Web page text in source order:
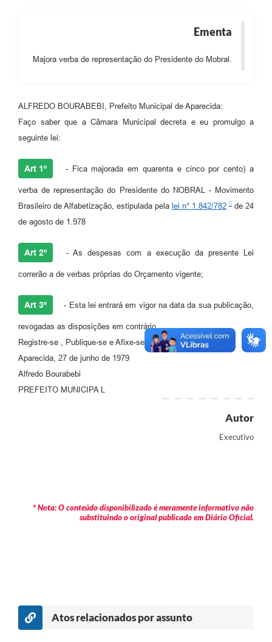
Audiências Públicas
Arquivos para Download
Galeria de Vídeos
Projetos
Participe mais
Editais
Jornal
Agenda
Notícias
Ementa
Majora verba de representação do Presidente do Mobral.
ALFREDO BOURABEBI, Prefeito Municipal de Aparecida:
Faço saber que a Câmara Municipal decreta e eu promulgo a
seguinte lei:
Art 1º - Fica majorada em quarenta e cinco por cento) a
verba de representação do Presidente do NOBRAL - Movimento
Brasileiro de Alfabetização, estipulada pela lei n° 1.842/782
de 24
de agosto de 1.978
Art 2º - As despesas com a execução da presente Lei
correrão a de verbas próprias do Orçamento vigente;
Art 3º - Esta lei entrará em vigor na data da sua publicação,
revogadas as disposições em contrário.
Registre-se , Publique-se e Afixe-se
Aparecida, 27 de junho de 1979
Alfredo Bourabebi
PREFEITO MUNICIPA L
Autor
Executivo
* Nota: O conteúdo disponibilizado é meramente informativo não
substituindo o original publicado em Diário Oficial.
Atos relacionados por assunto